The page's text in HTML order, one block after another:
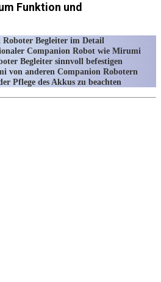
Funktion und
Begleiter im Detail
Companion Robot wie Mirumi
Begleiter sinnvoll befestigen
von anderen Companion Robotern
Pflege des Akkus zu beachten